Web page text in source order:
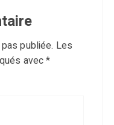
publiée. Les
avec*